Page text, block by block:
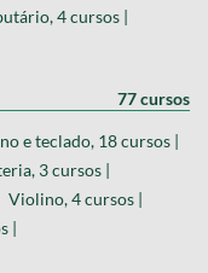
4 cursos |
77 cursos
e teclado, 18 cursos |
3 cursos |
Violino, 4 cursos |
|